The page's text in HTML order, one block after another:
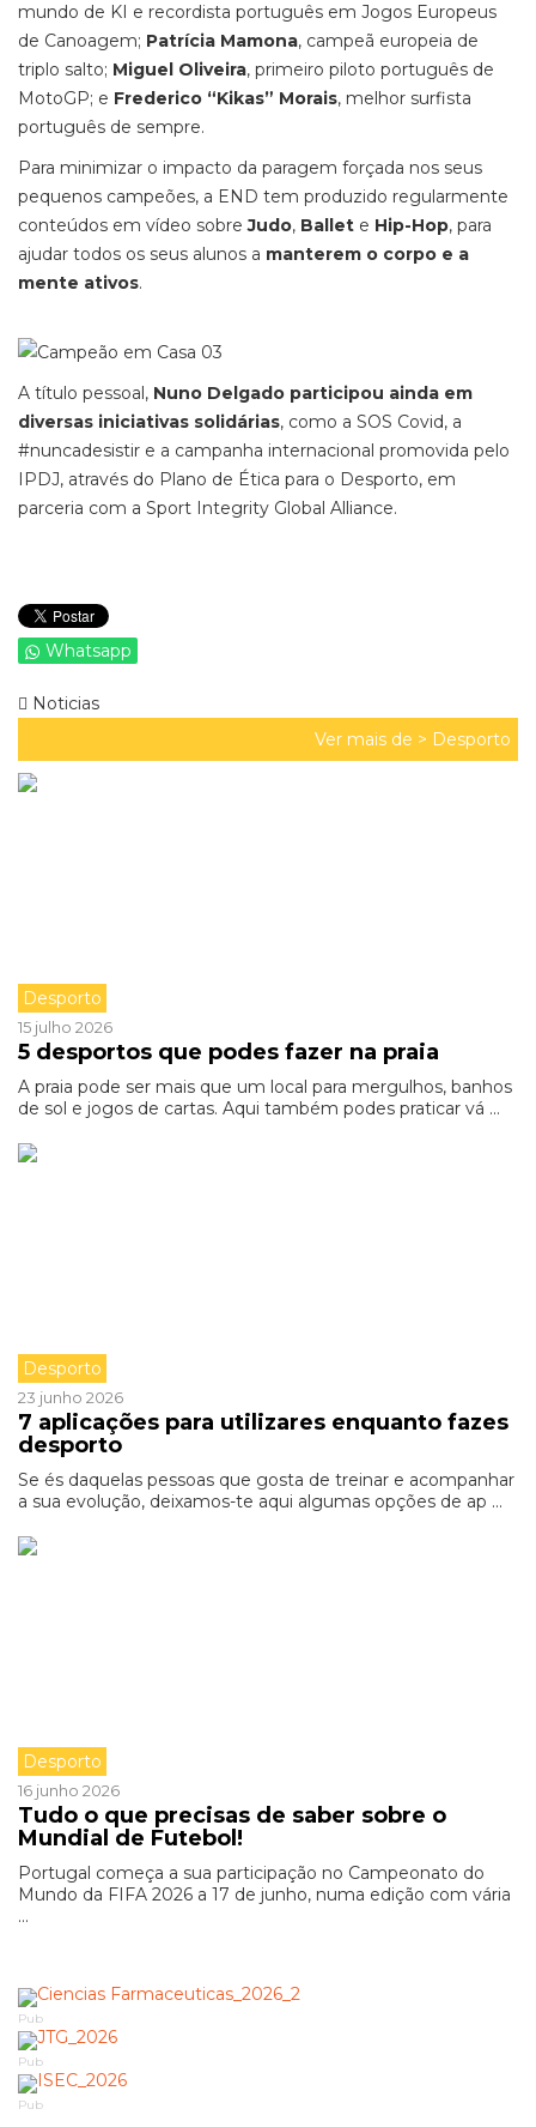
mundo de KI e recordista português em Jogos Europeus
de Canoagem; Patrícia Mamona, campeã europeia de
triplo salto; Miguel Oliveira, primeiro piloto português de
MotoGP; e Frederico “Kikas” Morais, melhor surfista
português de sempre.
Para minimizar o impacto da paragem forçada nos seus
pequenos campeões, a END tem produzido regularmente
conteúdos em vídeo sobreJudo, Ballet e Hip-Hop, para
ajudar todos os seus alunos a manterem o corpo e a
mente ativos.
A título pessoal, Nuno Delgado participou ainda em
diversas iniciativas solidárias, como a SOS Covid, a
#nuncadesistir e a campanha internacional promovida pelo
IPDJ, através do Plano de Ética para o Desporto, em
parceria com a Sport Integrity Global Alliance.
Whatsapp
Noticias
Ver mais de > Desporto
Desporto
15 julho 2026
5 desportos que podes fazer na praia
A praia pode ser mais que um local para mergulhos, banhos
de sol e jogos de cartas. Aqui também podes praticar vá ...
Desporto
23 junho 2026
7 aplicações para utilizares enquanto fazes
desporto
Se és daquelas pessoas que gosta de treinar e acompanhar
a sua evolução, deixamos-te aqui algumas opções de ap ...
Desporto
16 junho 2026
Tudo o que precisas de saber sobre o
Mundial de Futebol!
Portugal começa a sua participação no Campeonato do
Mundo da FIFA 2026 a 17 de junho, numa edição com vária
...
Pub
Pub
Pub